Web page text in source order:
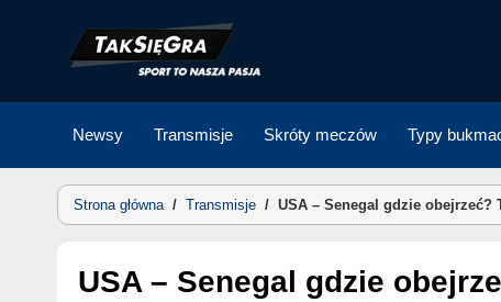
Newsy Transmisje Skróty meczów Typy
Strona główna/ Transmisje / USA – Senegal gdzie obejrzeć?
USA – Senegal gdzie obejrzeć? Transmisja, stream online